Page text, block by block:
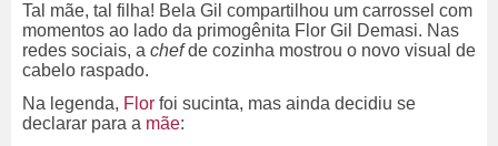
Tal mãe, tal filha! Bela Gil compartilhou um carrossel com
momentos ao lado da primogênita Flor Gil Demasi. Nas
redes sociais, a chefde cozinha mostrou o novo visual de
cabelo raspado.
Na legenda, Flor foi sucinta, mas ainda decidiu se
declarar para a mãe: